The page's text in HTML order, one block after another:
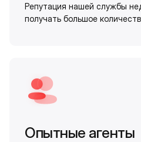
Репутация нашей службы
получать большое
Опытные агенты